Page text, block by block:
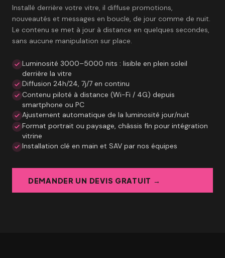
Installé derrière votre vitre, il diffuse promotions,
nouveautés et messages en boucle, de jour comme de nuit.
Le contenu se met à jour à distance en quelques secondes,
sans aucune manipulation sur place.
Luminosité 3000–5000 nits : lisible en plein soleil
derrière la vitre
Diffusion 24h/24, 7j/7 en continu
Contenu piloté à distance (Wi-Fi / 4G) depuis
smartphone ou PC
Ajustement automatique de la luminosité jour/nuit
Format portrait ou paysage, châssis fin pour intégration
vitrine
Installation clé en main et SAV par nos équipes
DEMANDER UN DEVIS GRATUIT →